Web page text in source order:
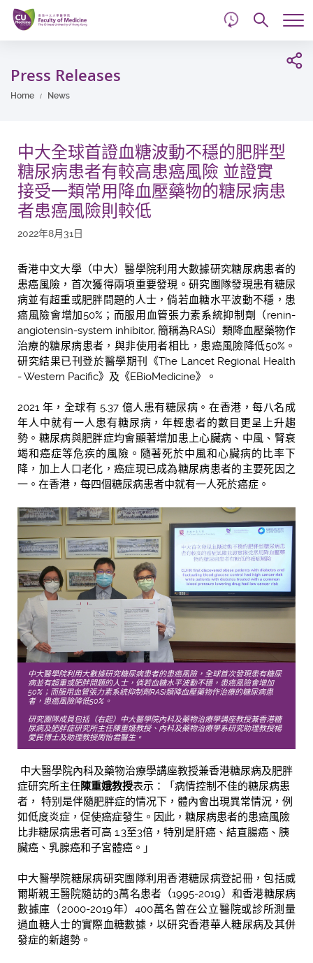
Skip
main
content
Press Releases
Home News
中大全球首證血糖波動不穩的肥胖型
糖尿病患者有較高患癌風險 並證實
接受一類常用降血壓藥物的糖尿病患
者患癌風險則較低
2022年8月31日
香港中文大學（中大）醫學院利用大數據研究糖尿病患者的
患癌風險，首次獲得兩項重要發現。研究團隊發現患有糖尿
病並有超重或肥胖問題的人士，倘若血糖水平波動不穩，患
癌風險會增加50%；而服用血管張力素系統抑制劑（renin-
angiotensin-system inhibitor, 簡稱為RASi）類降血壓藥物作
治療的糖尿病患者，與非使用者相比，患癌風險降低50%。
研究結果已刊登於醫學期刊《The Lancet Regional Health
- Western Pacific》及《EBioMedicine》。
2021 年，全球有 5.37 億人患有糖尿病。在香港，每八名成
年人中就有一人患有糖尿病，年輕患者的數目更呈上升趨
勢。糖尿病與肥胖症均會顯著增加患上心臟病、中風、腎衰
竭和癌症等危疾的風險。隨著死於中風和心臟病的比率下
降，加上人口老化，癌症現已成為糖尿病患者的主要死因之
一。在香港，每四個糖尿病患者中就有一人死於癌症。
中大醫學院利用大數據研究糖尿病患者的患癌風險，全球首次發現患有糖尿
病並有超重或肥胖問題的人士，倘若血糖水平波動不穩，患癌風險會增加
50%；而服用血管張力素系統抑制劑RASi類降血壓藥物作治療的糖尿病患
者，患癌風險降低50%。
研究團隊成員包括（右起）中大醫學院內科及藥物治療學講座教授兼香港糖
尿病及肥胖症研究所主任陳重娥教授、內科及藥物治療學系研究助理教授楊
愛民博士及助理教授周怡君醫生。
中大醫學院內科及藥物治療學講座教授兼香港糖尿病及肥胖
症研究所主任陳重娥教授表示：「病情控制不佳的糖尿病患
者， 特别是伴隨肥胖症的情况下，體內會出現異常情況，例
如低度炎症，促使癌症發生。因此，糖尿病患者的患癌風險
比非糖尿病患者可高 1.3至3倍，特別是肝癌、結直腸癌、胰
臟癌、乳腺癌和子宮體癌。」
中大醫學院糖尿病研究團隊利用香港糖尿病登記冊，包括威
爾斯親王醫院隨訪的3萬名患者（1995-2019）和香港糖尿病
數據庫（2000-2019年）400萬名曾在公立醫院或診所測量
過血糖人士的實際血糖數據，以研究香港華人糖尿病及其併
發症的新趨勢。